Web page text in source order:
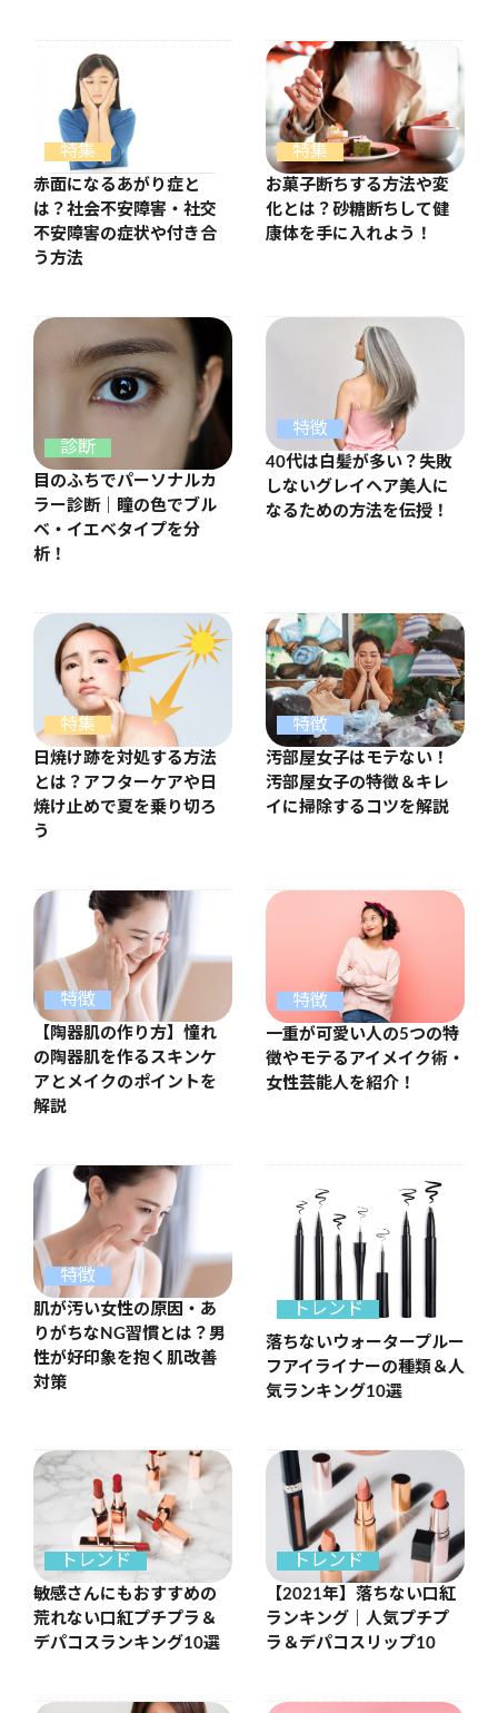
特集
赤面になるあがり症と
は？社会不安障害・社交
不安障害の症状や付き合
う方法
特集
お菓子断ちする方法や変
化とは？砂糖断ちして健
康体を手に入れよう！
診断
目のふちでパーソナルカ
ラー診断｜瞳の色でブル
ベ・イエベタイプを分
析！
特徴
40代は白髪が多い？失敗
しないグレイヘア美人に
なるための方法を伝授！
特集
日焼け跡を対処する方法
とは？アフターケアや日
焼け止めで夏を乗り切ろ
う
特徴
汚部屋女子はモテない！
汚部屋女子の特徴＆キレ
イに掃除するコツを解説
特徴
【陶器肌の作り方】憧れ
の陶器肌を作るスキンケ
アとメイクのポイントを
解説
特徴
一重が可愛い人の5つの特
徴やモテるアイメイク術・
女性芸能人を紹介！
特徴
肌が汚い女性の原因・あ
りがちなNG習慣とは？男
性が好印象を抱く肌改善
対策
トレンド
落ちないウォータープルー
フアイライナーの種類＆人
気ランキング10選
トレンド
敏感さんにもおすすめの
荒れない口紅プチプラ＆
デパコスランキング10選
トレンド
【2021年】落ちない口紅
ランキング｜人気プチプ
ラ＆デパコスリップ10